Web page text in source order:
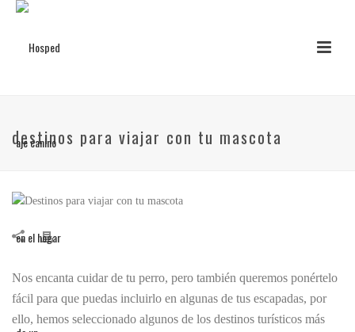
destinos para viajar con tu mascota
Nos encanta cuidar de tu perro, pero también queremos ponértelo
fácil para que puedas incluirlo en algunas de tus escapadas, por
ello, hemos seleccionado algunos de los destinos turísticos más